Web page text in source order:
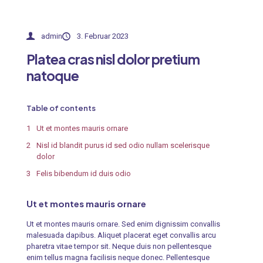
admin 3. Februar 2023
Platea cras nisl dolor pretium
natoque
Table of contents
Ut et montes mauris ornare
Nisl id blandit purus id sed odio nullam scelerisque
dolor
Felis bibendum id duis odio
Ut et montes mauris ornare
Ut et montes mauris ornare. Sed enim dignissim convallis
malesuada dapibus. Aliquet placerat eget convallis arcu
pharetra vitae tempor sit. Neque duis non pellentesque
enim tellus magna facilisis neque donec. Pellentesque